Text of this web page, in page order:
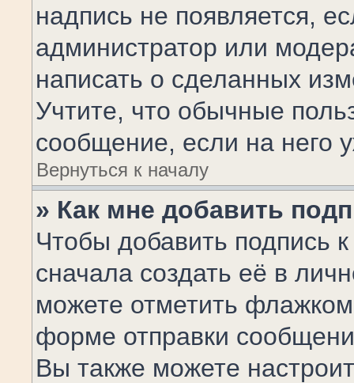
надпись не появляется,
администратор или
написать о сделанных
Учтите, что обычные
сообщение, если на него
Вернуться к началу
» Как мне добавить
Чтобы добавить подпись
сначала создать её в
можете отметить
форме отправки
Вы также можете